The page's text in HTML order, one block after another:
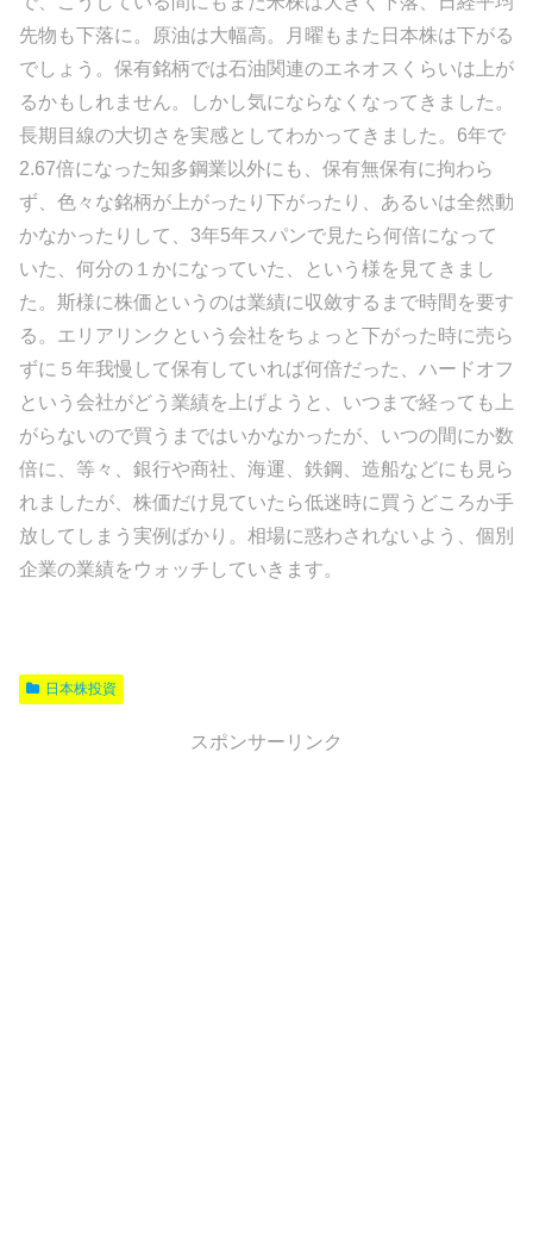
先物も下落に。原油は大幅高。月曜もまた日本株は下がる
でしょう。保有銘柄では石油関連のエネオスくらいは上が
るかもしれません。しかし気にならなくなってきました。
長期目線の大切さを実感としてわかってきました。6年で
2.67倍になった知多鋼業以外にも、保有無保有に拘わら
ず、色々な銘柄が上がったり下がったり、あるいは全然動
かなかったりして、3年5年スパンで見たら何倍になって
いた、何分の１かになっていた、という様を見てきまし
た。斯様に株価というのは業績に収斂するまで時間を要す
る。エリアリンクという会社をちょっと下がった時に売ら
ずに５年我慢して保有していれば何倍だった、ハードオフ
という会社がどう業績を上げようと、いつまで経っても上
がらないので買うまではいかなかったが、いつの間にか数
倍に、等々、銀行や商社、海運、鉄鋼、造船などにも見ら
れましたが、株価だけ見ていたら低迷時に買うどころか手
放してしまう実例ばかり。相場に惑わされないよう、個別
企業の業績をウォッチしていきます。
日本株投資
スポンサーリンク